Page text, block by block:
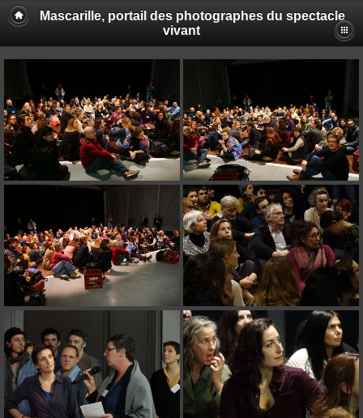
Mascarille, portail des photographes du spectacle
vivant